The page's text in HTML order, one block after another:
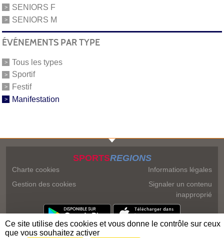
SENIORS F
SENIORS M
ÉVÉNEMENTS PAR TYPE
Tous les types
Sportif
Festif
Manifestation
SPORTSREGIONS
Charte cookies
Gestion des cookies
Informations légales
Signaler un contenu
inapproprié
Ce site utilise des cookies et vous donne le contrôle sur ceux
que vous souhaitez activer